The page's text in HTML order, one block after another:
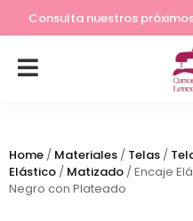
Lleva tu
Home / Materiales / Telas /
Elástico / Matizado / Encaje
Negro con Plateado